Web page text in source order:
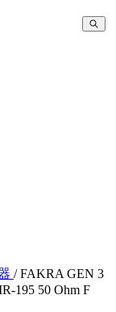
/ FAKRA GEN 3
195 50 Ohm F